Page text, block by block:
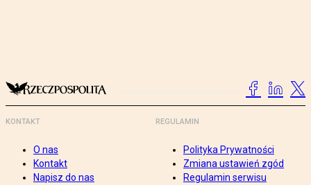
KONTAKT
O nas
Kontakt
Napisz do nas
REGULAMIN
Polityka Prywatności
Zmiana ustawień zgód
Regulamin serwisu